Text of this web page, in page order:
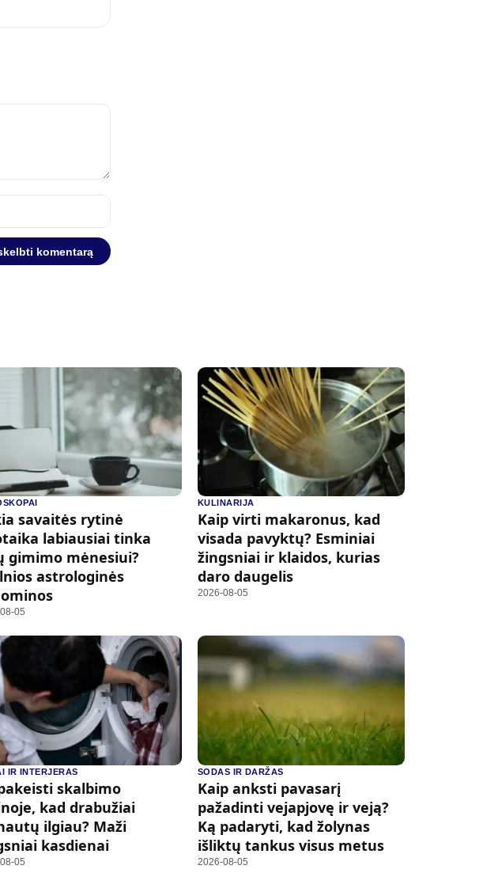
savaitės rytinė
labiausiai tinka
gimimo mėnesiui?
astrologinės
05
KULINARIJA
Kaip virti makaronus, kad
visada pavyktų? Esminiai
žingsniai ir klaidos, kurias
daro daugelis
2026-08-05
IR INTERJERAS
skalbimo
kad drabužiai
ilgiau? Maži
kasdienai
05
SODAS IR DARŽAS
Kaip anksti pavasarį
pažadinti vejapjovę ir veją?
Ką padaryti, kad žolynas
išliktų tankus visus metus
2026-08-05